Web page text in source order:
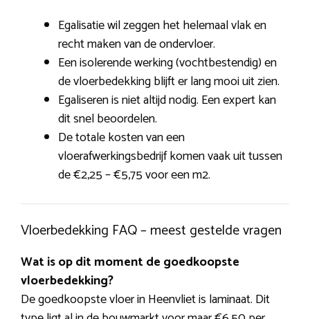
Egalisatie wil zeggen het helemaal vlak en
recht maken van de ondervloer.
Een isolerende werking (vochtbestendig) en
de vloerbedekking blijft er lang mooi uit zien.
Egaliseren is niet altijd nodig. Een expert kan
dit snel beoordelen.
De totale kosten van een
vloerafwerkingsbedrijf komen vaak uit tussen
de €2,25 – €5,75 voor een m2.
Vloerbedekking FAQ – meest gestelde vragen
Wat is op dit moment de goedkoopste
vloerbedekking?
De goedkoopste vloer in Heenvliet is laminaat. Dit